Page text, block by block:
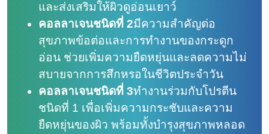
และส่งเสริมให้ผิวดูอ่อนเยาว์
คอลลาเจนชนิดที่ 2มีความสำคัญต่อ
สุขภาพข้อต่อและการทำงานของกระดูก
อ่อน ช่วยเพิ่มความยืดหยุ่นและลดความไม่
สบายจากการสึกหรอในชีวิตประจำวัน
คอลลาเจนชนิดที่ 3ทำงานร่วมกับโปรตีน
ชนิดที่ 1 เพื่อเพิ่มความกระชับและความ
ยืดหยุ่นของผิว พร้อมทั้งบำรุงสุขภาพหลอด